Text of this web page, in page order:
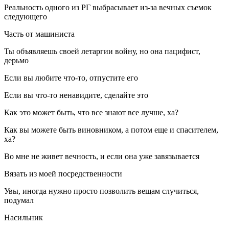
Реальность одного из РГ выбрасывает из-за вечных съемок
следующего
Часть от машиниста
Ты объявляешь своей летаргии войну, но она пацифист,
дерьмо
Если вы любите что-то, отпустите его
Если вы что-то ненавидите, сделайте это
Как это может быть, что все знают все лучше, ха?
Как вы можете быть виновником, а потом еще и спасителем,
ха?
Во мне не живет вечность, и если она уже завязывается
Вязать из моей посредственности
Увы, иногда нужно просто позволить вещам случиться,
подумал
Насильник